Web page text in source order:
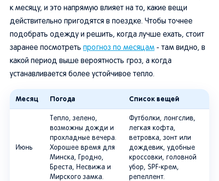
к месяцу, и это напрямую влияет на то, какие вещи
действительно пригодятся в поездке. Чтобы точнее
подобрать одежду и решить, когда лучше ехать, стоит
заранее посмотреть прогноз по месяцам - там видно, в
какой период выше вероятность гроз, а когда
устанавливается более устойчивое тепло.
Месяц Погода Список вещей
Июнь
Тепло, зелено,
возможны дожди и
прохладные вечера.
Хорошее время для
Минска, Гродно,
Бреста, Несвижа и
Мирского замка.
Футболки, лонгслив,
легкая кофта,
ветровка, зонт или
дождевик, удобные
кроссовки, головной
убор, SPF-крем,
репеллент.